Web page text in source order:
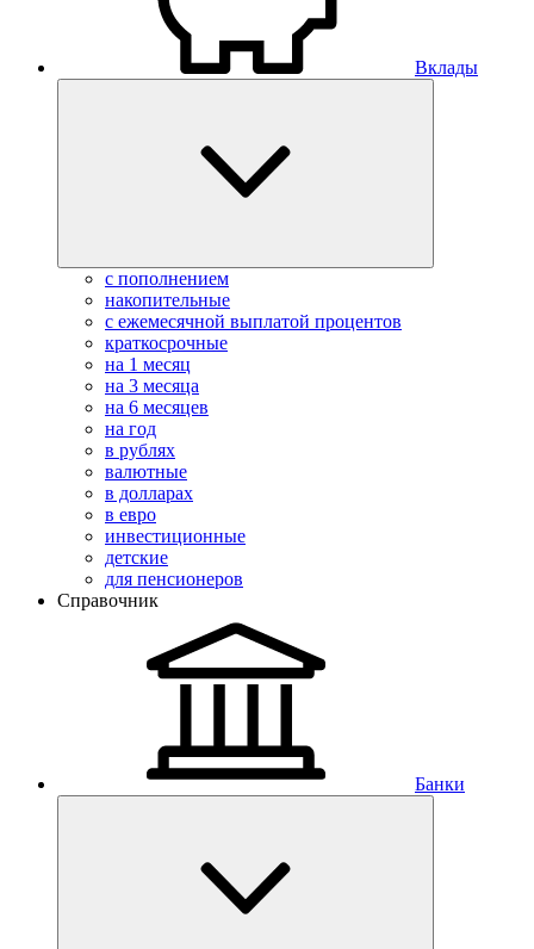
Вклады
с пополнением
накопительные
с ежемесячной выплатой процентов
краткосрочные
на 1 месяц
на 3 месяца
на 6 месяцев
на год
в рублях
валютные
в долларах
в евро
инвестиционные
детские
для пенсионеров
Справочник
Банки